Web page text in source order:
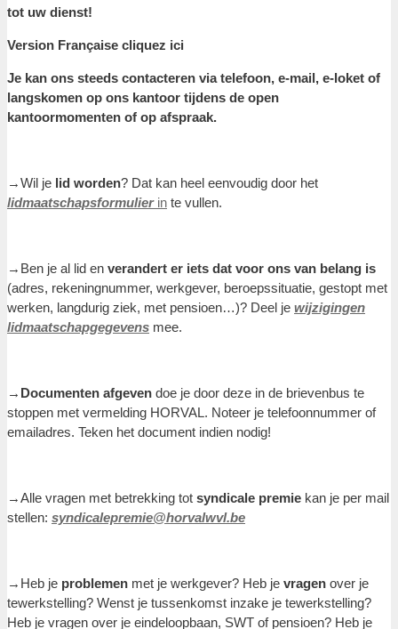
tot uw dienst!
Version Française cliquez ici
Je kan ons steeds contacteren via telefoon, e-mail, e-loket of
langskomen op ons kantoor tijdens de open
kantoormomenten of op afspraak.
→Wil je lid worden? Dat kan heel eenvoudig door het
lidmaatschapsformulierin te vullen.
→Ben je al lid en verandert er iets dat voor ons van belang is
(adres, rekeningnummer, werkgever, beroepssituatie, gestopt met
werken, langdurig ziek, met pensioen…)? Deel je wijzigingen
lidmaatschapgegevens mee.
→Documenten afgeven doe je door deze in de brievenbus te
stoppen met vermelding HORVAL. Noteer je telefoonnummer of
emailadres. Teken het document indien nodig!
→Alle vragen met betrekking tot syndicale premie kan je per mail
stellen: syndicalepremie@horvalwvl.be
→Heb je problemen met je werkgever? Heb je vragen over je
tewerkstelling? Wenst je tussenkomst inzake je tewerkstelling?
Heb je vragen over je eindeloopbaan, SWT of pensioen? Heb je